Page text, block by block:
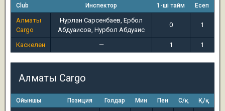
Club Инспектор 1-ші тайм Есеп
Алматы
Cargo
Нурлан Сарсенбаев, Ербол
Абдуаисов, Нурбол Абдуаис
0 1
Каскелен — 1 1
Алматы Cargo
Ойыншы Позиция Голдар Мин Пен С/қ Қ/қ